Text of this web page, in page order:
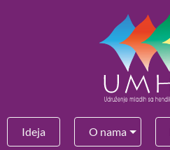
Ideja O nama